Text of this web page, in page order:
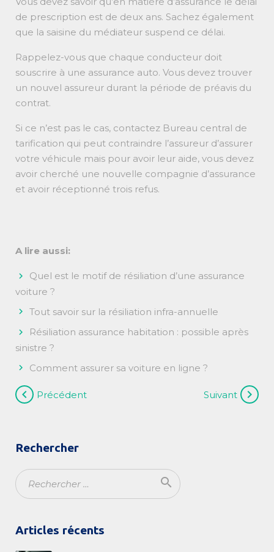
de prescription est de deux ans. Sachez également
que la saisine du médiateur suspend ce délai.
Rappelez-vous que chaque conducteur doit
souscrire à une assurance auto. Vous devez trouver
un nouvel assureur durant la période de préavis du
contrat.
Si ce n’est pas le cas, contactez Bureau central de
tarification qui peut contraindre l’assureur d’assurer
votre véhicule mais pour avoir leur aide, vous devez
avoir cherché une nouvelle compagnie d’assurance
et avoir réceptionné trois refus.
A lire aussi:
Quel est le motif de résiliation d’une assurance
voiture ?
Tout savoir sur la résiliation infra-annuelle
Résiliation assurance habitation : possible après
sinistre ?
Comment assurer sa voiture en ligne ?
Navigation
chevron_left Précédent Suivant chevron_right
Rechercher
search
Ok
Articles récents